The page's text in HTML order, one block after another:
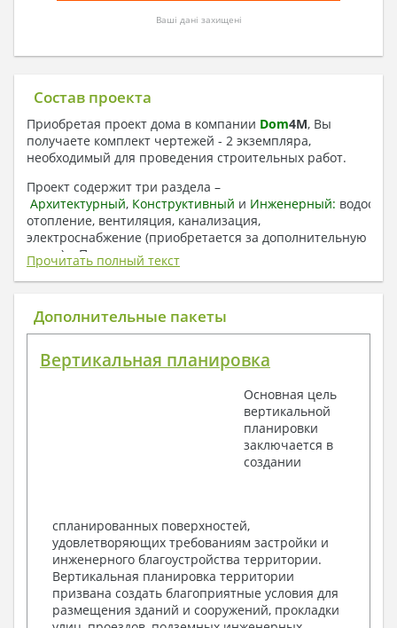
Ваші дані захищені
Состав проекта
Приобретая проект дома в компании Dom4M, Вы
получаете комплект чертежей - 2 экземпляра,
необходимый для проведения строительных работ.
Проект содержит три раздела –
Архитектурный, Конструктивный и Инженерный:
отопление, вентиляция, канализация,
электроснабжение (приобретается за дополнительную
плату) + Пояснительная записка.
1. Архитектурный раздел:
Общие данные по проекту
Поэтажные маркировочные планы с
Разрезы и состав конструкций
Фасады с ведомостью внешних отделок
Элементы проемов – спецификация
Ведомость перемычек – сечения и
Архитектурные узлы в конструкциях
2. Конструктивный раздел:
Общие данные по проекту
Схемы расположения и расчеты фундаментов
Элементы каркаса – схемы расположения
Прочитать полный текст
Дополнительные пакеты
Вертикальная планировка
Основная цель
вертикальной
планировки
заключается в
создании
спланированных поверхностей,
удовлетворяющих требованиям застройки и
инженерного благоустройства территории.
Вертикальная планировка территории
призвана создать благоприятные условия для
размещения зданий и сооружений, прокладки